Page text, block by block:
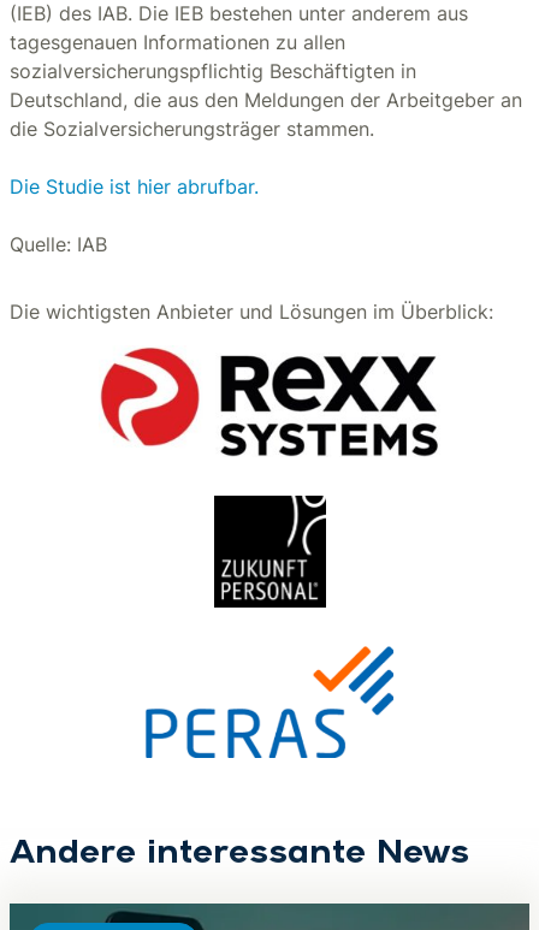
(IEB) des IAB. Die IEB bestehen unter anderem aus
tagesgenauen Informationen zu allen
sozialversicherungspflichtig Beschäftigten in
Deutschland, die aus den Meldungen der Arbeitgeber an
die Sozialversicherungsträger stammen.
Die Studie ist hier abrufbar.
Quelle: IAB
Die wichtigsten Anbieter und Lösungen im Überblick:
Andere interessante News